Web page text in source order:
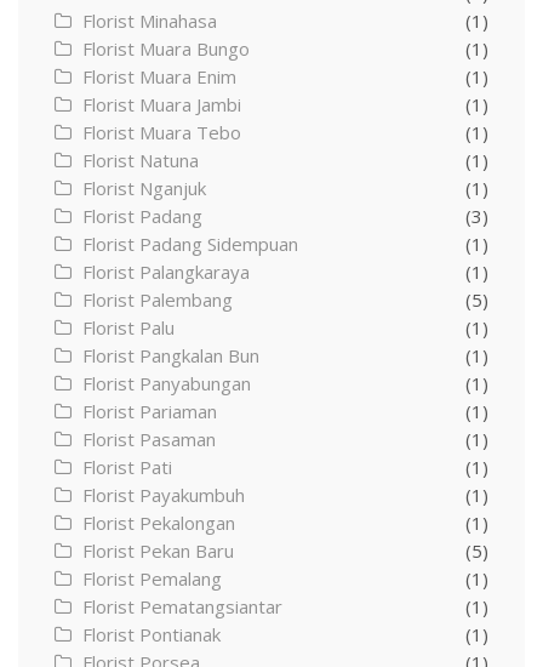
Florist Minahasa
(1)
Florist Muara Bungo
(1)
Florist Muara Enim
(1)
Florist Muara Jambi
(1)
Florist Muara Tebo
(1)
Florist Natuna
(1)
Florist Nganjuk
(1)
Florist Padang
(3)
Florist Padang Sidempuan
(1)
Florist Palangkaraya
(1)
Florist Palembang
(5)
Florist Palu
(1)
Florist Pangkalan Bun
(1)
Florist Panyabungan
(1)
Florist Pariaman
(1)
Florist Pasaman
(1)
Florist Pati
(1)
Florist Payakumbuh
(1)
Florist Pekalongan
(1)
Florist Pekan Baru
(5)
Florist Pemalang
(1)
Florist Pematangsiantar
(1)
Florist Pontianak
(1)